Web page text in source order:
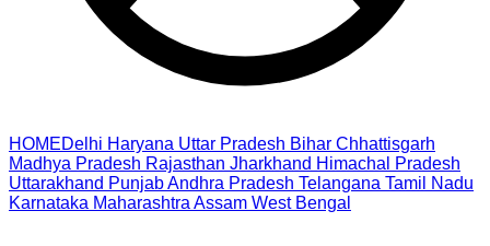
HOMEDelhi Haryana Uttar Pradesh Bihar Chhattisgarh
Madhya Pradesh Rajasthan Jharkhand Himachal Pradesh
Uttarakhand PunjabAndhra Pradesh Telangana Tamil Nadu
Karnataka Maharashtra Assam West Bengal